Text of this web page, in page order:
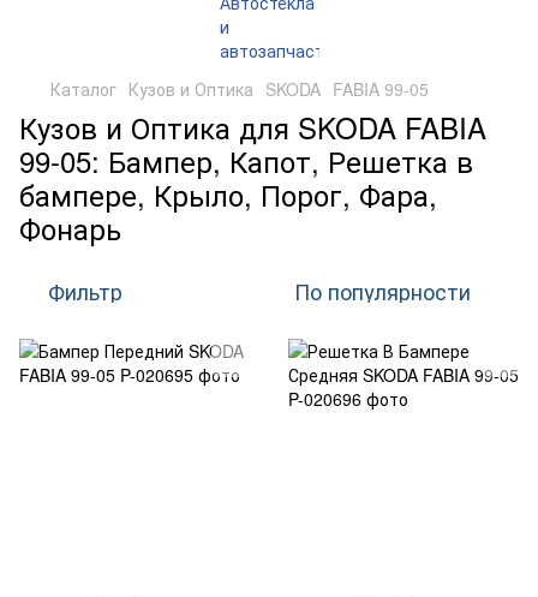
Каталог Кузов и Оптика SKODA FABIA 99-05
Кузов и Оптика для SKODA FABIA
99-05: Бампер, Капот, Решетка в
бампере, Крыло, Порог, Фара,
Фонарь
Фильтр По популярности